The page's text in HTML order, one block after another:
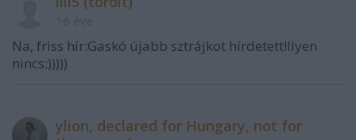
Na, friss hír:Gaskó újabb sztrájkot hírdetett!Ilyen
nincs:)))))
ylion, declared for Hungary, not for